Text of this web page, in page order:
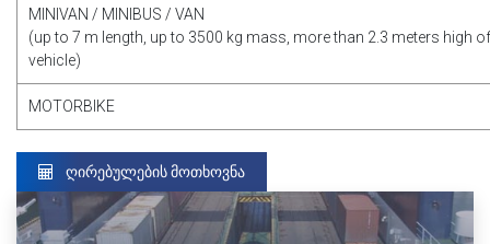
MINIVAN / MINIBUS / VAN
(up to 7 m length, up to 3500 kg mass, more than 2.3 meters high
vehicle)
MOTORBIKE
ᲦᲘᲠᲔᲑᲣᲚᲔᲑᲘᲡ ᲛᲝᲗᲮᲝᲕᲜᲐ